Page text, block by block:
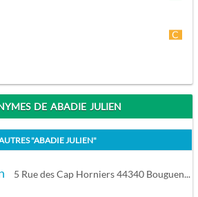
DE ABADIE JULIEN
"ABADIE JULIEN"
5 Rue des Cap Horniers 44340 Bouguenais